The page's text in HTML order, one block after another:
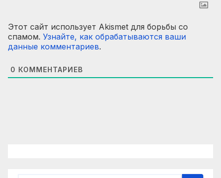
Этот сайт использует Akismet для борьбы со
спамом. Узнайте, как обрабатываются ваши
данные комментариев.
0 КОММЕНТАРИЕВ